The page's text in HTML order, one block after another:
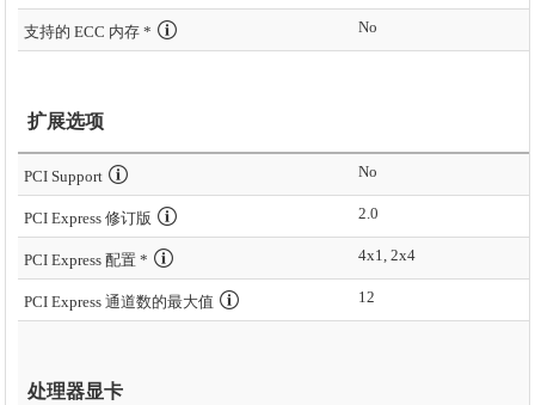
支持的 ECC 内存 * No
扩展选项
PCI Support No
PCI Express 修订版 2.0
PCI Express 配置 * 4x1, 2x4
PCI Express 通道数的最大值 12
处理器显卡